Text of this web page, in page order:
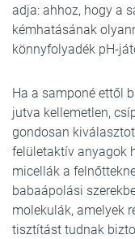
adja: ahhoz, hogy a
kémhatásának
könnyfolyadék pH-
Ha a samponé ettől
jutva kellemetlen,
gondosan
felületaktív anyagok
micellák a
babaápolási
molekulák, amelyek
tisztítást tudnak